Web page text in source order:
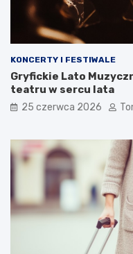
KONCERTY I FESTIWALE
Gryfickie Lato
teatru w sercu lata
25 czerwca 2026